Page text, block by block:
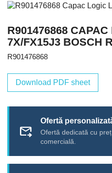
R901476868
7X/FX15J3 BOSCH
R901476868
Download PDF sheet
forward_to_inbox
Ofertă
Ofertă dedicată cu
comercială.